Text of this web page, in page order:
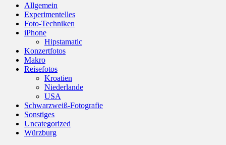
Allgemein
Experimentelles
Foto-Techniken
iPhone
Hipstamatic
Konzertfotos
Makro
Reisefotos
Kroatien
Niederlande
USA
Schwarzweiß-Fotografie
Sonstiges
Uncategorized
Würzburg